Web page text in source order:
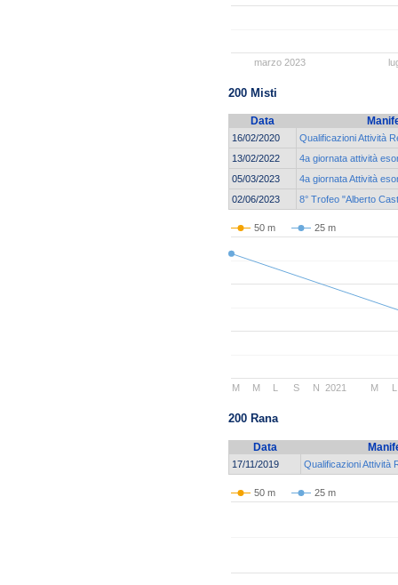
marzo 2023
200 Misti
Data
16/02/2020
Qualificazioni Attività
13/02/2022
4a giornata attività
05/03/2023
4a giornata Attività
02/06/2023
8° Trofeo "Alberto
50 m 25 m
2021
M M S N M
200 Rana
Data
17/11/2019 Qualificazioni Attività
50 m 25 m